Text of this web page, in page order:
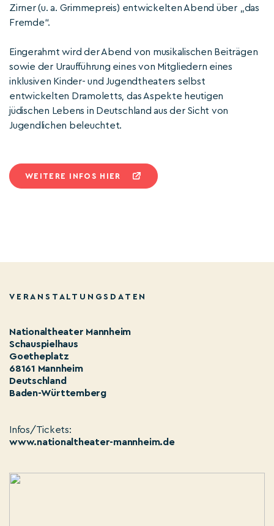
Zirner (u. a. Grimmepreis) entwickelten Abend über „das
Fremde“.
Eingerahmt wird der Abend von musikalischen Beiträgen
sowie der Uraufführung eines von Mitgliedern eines
inklusiven Kinder- und Jugendtheaters selbst
entwickelten Dramoletts, das Aspekte heutigen
jüdischen Lebens in Deutschland aus der Sicht von
Jugendlichen beleuchtet.
WEITERE INFOS HIER
VERANSTALTUNGSDATEN
Nationaltheater Mannheim
Schauspielhaus
Goetheplatz
68161 Mannheim
Deutschland
Baden-Württemberg
Infos/Tickets:
www.nationaltheater-mannheim.de